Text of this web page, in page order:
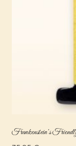
Frankenstein’s